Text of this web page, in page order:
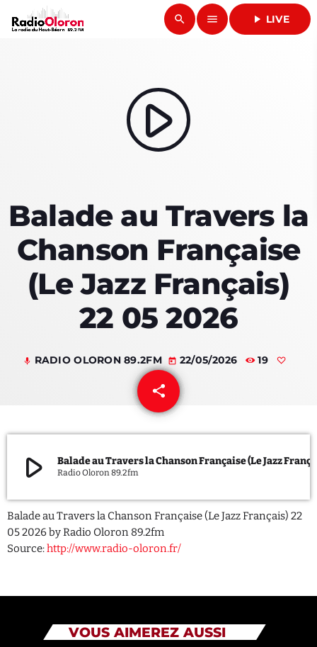
search menu play_arrow LIVE
close
RADIO OLORON
PROGRAMMES & ÉMISSIONS
TITRES DIFFUSÉS
PODCASTS
ACTUALITÉS
ADHÉRER OU SOUTENIR
juillet 2026
octobre 2025
play_arrow
Balade au Travers la
Chanson Française
(Le Jazz Français)
22 05 2026
mic RADIO OLORON 89.2FM today 22/05/2026 19
share
email
play_arrow Radio Oloron 89.2fm
Balade au Travers la Chanson Française (Le Jazz Français) 22
05 2026 by Radio Oloron 89.2fm
Source:http://www.radio-oloron.fr/
VOUS AIMEREZ AUSSI